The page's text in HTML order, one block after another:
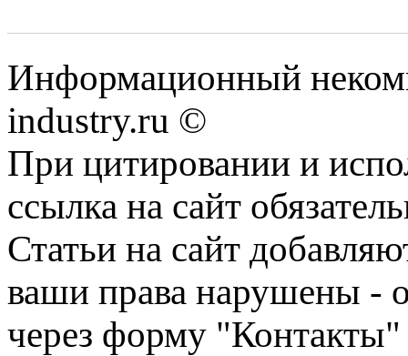
Информационный
industry.ru ©
При цитировании и
ссылка на сайт
Статьи на сайт
ваши права нарушены -
через форму "Контакты"